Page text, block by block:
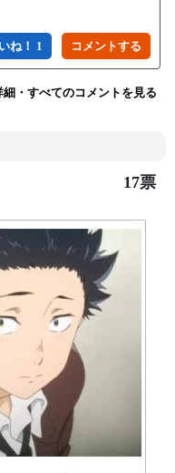
ね！ 1
・すべてのコメントを見る
17票